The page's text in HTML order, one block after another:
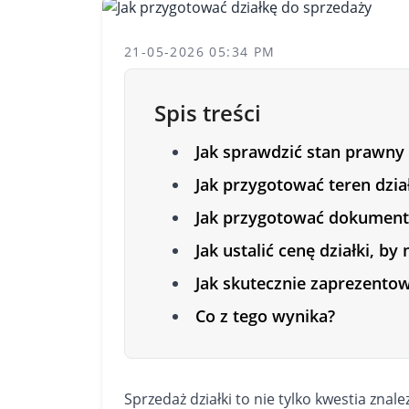
21-05-2026 05:34 PM
Spis treści
Jak sprawdzić stan
Jak przygotować teren
Jak przygotować
Jak ustalić cenę działki,
Jak skutecznie
Co z tego wynika?
Sprzedaż działki to nie tylko kwestia